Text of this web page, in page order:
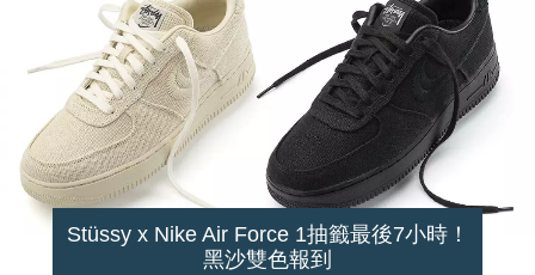
Stüssy x Nike Air Force 1抽籤最後7小時！
黑沙雙色報到